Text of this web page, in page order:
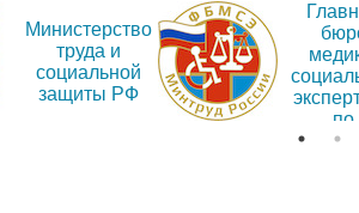
Министерство
труда и
социальной
защиты РФ
по